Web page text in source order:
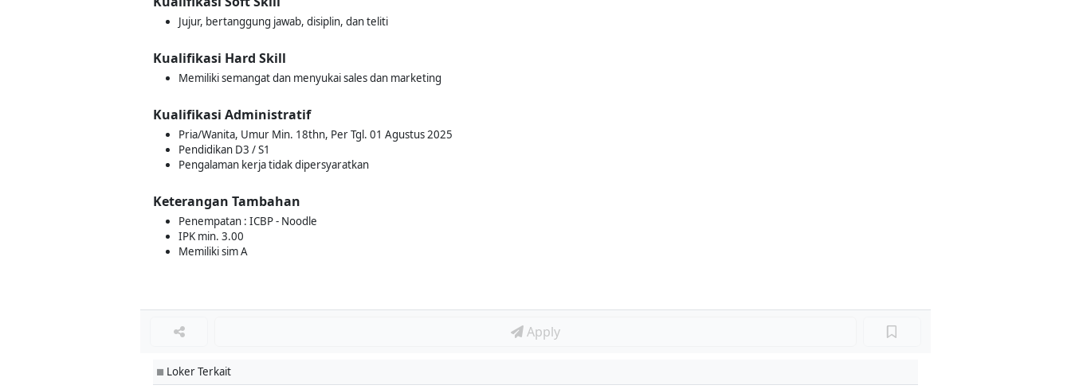
Jujur, bertanggung jawab, disiplin, dan teliti
Kualifikasi Hard Skill
Memiliki semangat dan menyukai sales dan marketing
Kualifikasi Administratif
Pria/Wanita, Umur Min. 18thn, Per Tgl. 01 Agustus 2025
Pendidikan D3 / S1
Pengalaman kerja tidak dipersyaratkan
Keterangan Tambahan
Penempatan : ICBP - Noodle
IPK min. 3.00
Memiliki sim A
Apply
■ Loker Terkait